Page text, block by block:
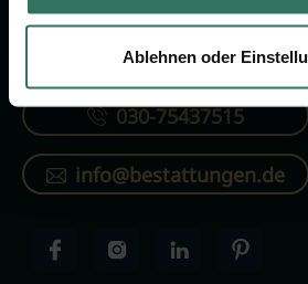
Ablehnen oder
KONTAKTIEREN SIE UNS
030-75437515
info@bestattungen.de